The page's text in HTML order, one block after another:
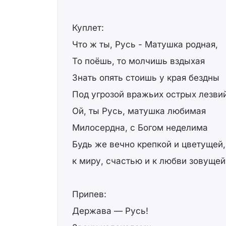
Куплет:
Что ж ты, Русь - Матушка родная,
То поёшь, то молчишь вздыхая
Знать опять стоишь у края бездны
Под угрозой вражьих острых
Ой, ты Русь, матушка любимая
Милосердна, с Богом неделима
Будь же вечно крепкой и цветущей,
к миру, счастью и к любви зовущей
Припев:
Держава — Русь!